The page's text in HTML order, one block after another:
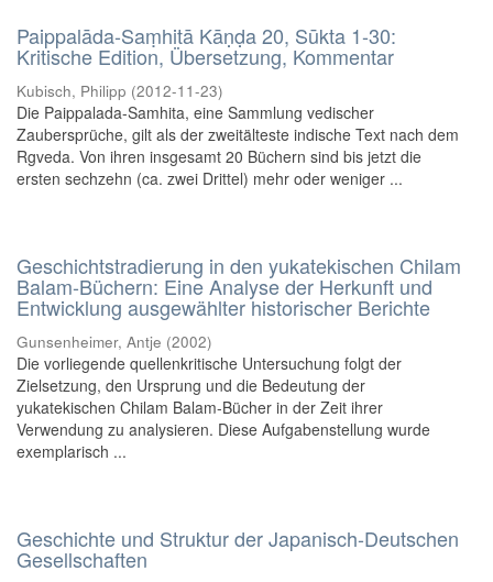
Paippalāda-Saṃhitā Kāṇḍa 20, Sūkta 1-30:
Kritische Edition, Übersetzung, Kommentar
Kubisch, Philipp (2012-11-23)
Die Paippalada-Samhita, eine Sammlung vedischer
Zaubersprüche, gilt als der zweitälteste indische Text nach dem
Rgveda. Von ihren insgesamt 20 Büchern sind bis jetzt die
ersten sechzehn (ca. zwei Drittel) mehr oder weniger ...
Geschichtstradierung in den yukatekischen Chilam
Balam-Büchern: Eine Analyse der Herkunft und
Entwicklung ausgewählter historischer Berichte
Gunsenheimer, Antje (2002)
Die vorliegende quellenkritische Untersuchung folgt der
Zielsetzung, den Ursprung und die Bedeutung der
yukatekischen Chilam Balam-Bücher in der Zeit ihrer
Verwendung zu analysieren. Diese Aufgabenstellung wurde
exemplarisch ...
Geschichte und Struktur der Japanisch-Deutschen
Gesellschaften